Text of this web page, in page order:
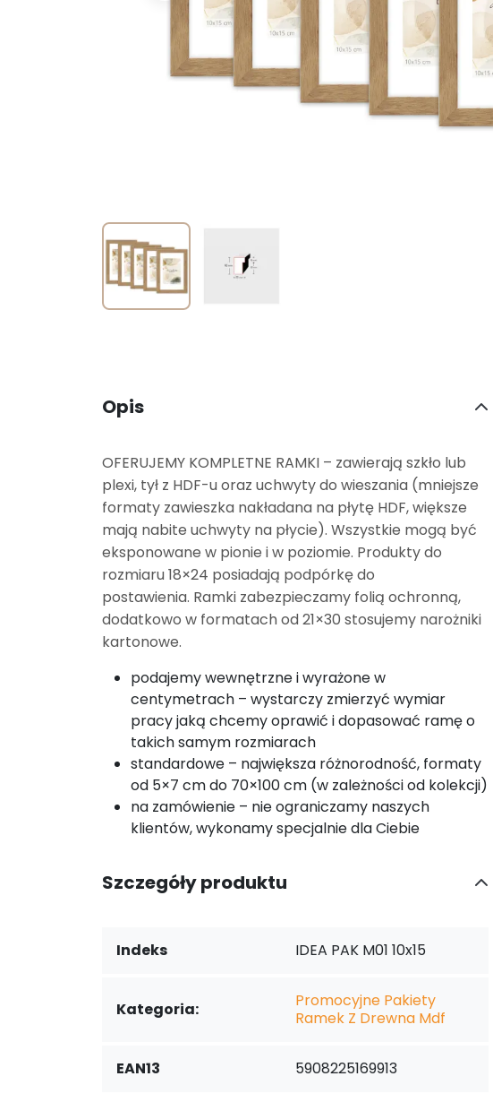
Opis
OFERUJEMY KOMPLETNE RAMKI – zawierają szkło lub
plexi, tył z HDF-u oraz uchwyty do wieszania (mniejsze
formaty zawieszka nakładana na płytę HDF, większe
mają nabite uchwyty na płycie). Wszystkie mogą być
eksponowane w pionie i w poziomie. Produkty do
rozmiaru 18×24 posiadają podpórkę do
postawienia. Ramki zabezpieczamy folią ochronną,
dodatkowo w formatach od 21×30 stosujemy narożniki
kartonowe.
podajemy wewnętrzne i wyrażone w
centymetrach – wystarczy zmierzyć wymiar
pracy jaką chcemy oprawić i dopasować ramę o
takich samym rozmiarach
standardowe – największa różnorodność, formaty
od 5×7 cm do 70×100 cm (w zależności od kolekcji)
na zamówienie – nie ograniczamy naszych
klientów, wykonamy specjalnie dla Ciebie
Szczegóły produktu
Indeks IDEA PAK M01 10x15
Kategoria:
Promocyjne Pakiety
Ramek Z Drewna Mdf
EAN13 5908225169913